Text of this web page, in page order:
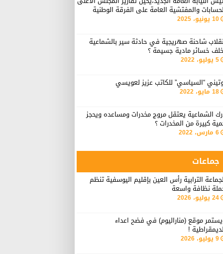
والمفتشية العامة على الفرقة الوطنية
10 يونيو، 2025
شاحنة صهريجية في حادثة سير بالشماعية
خسائر مادية جسيمة ؟
5 يوليو، 2022
“السياسي” للكاتب عزيز لعويسي
18 مايو، 2022
الشماعية يعتقل مروج مخدرات ومساعده ويحجز
كبيرة من المخدرات ؟
6 مارس، 2022
جماعات
الترابية رأس العين بإقليم اليوسفية تنظم
نظافة واسعة
24 يوليو، 2026
موقع (مناراليوم) في فضح اعداء
!
9 يوليو، 2026